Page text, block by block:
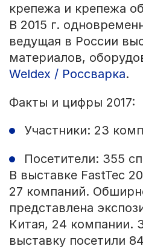
крепежа и крепежа
В 2015 г.
ведущая в России
материалов,
Weldex / Россварка.
Факты и цифры 2017:
Участники: 23
Посетители: 355
В выставке FastTec
27 компаний.
представлена
Китая, 24 компании.
выставку посетили